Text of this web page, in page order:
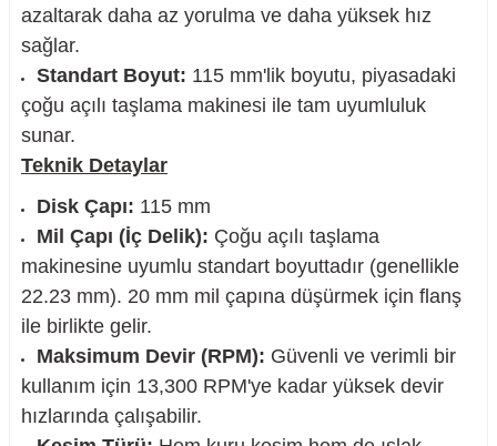
Ucu
azaltarak daha az yorulma ve daha yüksek hız
sağlar.
Standart Boyut: 115 mm'lik boyutu, piyasadaki
çoğu açılı taşlama makinesi ile tam uyumluluk
sunar.
Teknik Detaylar
Disk Çapı: 115 mm
Mil Çapı (İç Delik): Çoğu açılı taşlama
makinesine uyumlu standart boyuttadır (genellikle
22.23 mm). 20 mm mil çapına düşürmek için flanş
ile birlikte gelir.
Maksimum Devir (RPM): Güvenli ve verimli bir
kullanım için 13,300 RPM'ye kadar yüksek devir
hızlarında çalışabilir.